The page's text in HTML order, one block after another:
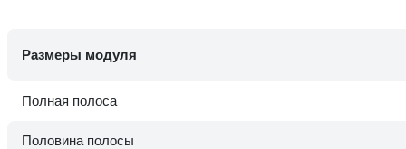
Размеры модуля
Полная полоса
Половина полосы